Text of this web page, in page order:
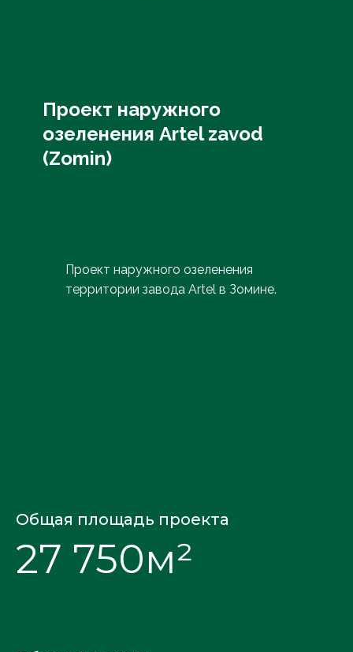
Проект наружного
озеленения Artel zavod
(Zomin)
Проект наружного озеленения
территории завода Artel в Зомине.
27 750м²
Общая площадь проекта